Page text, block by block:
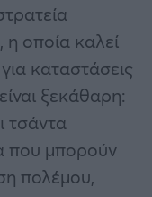
η οποία καλεί
καταστάσεις
ξεκάθαρη:
τσάντα
που μπορούν
πολέμου,